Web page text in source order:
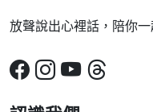
放聲說出心裡話，陪你